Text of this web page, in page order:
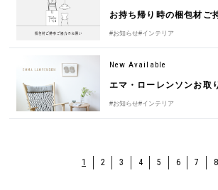
お持ち帰り時の梱包材ご
#お知らせ#インテリア
New Available
#お知らせ#インテリア
1 2 3 4 5 6 7 8